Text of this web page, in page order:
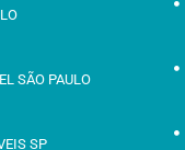
SÃO PAULO
SP